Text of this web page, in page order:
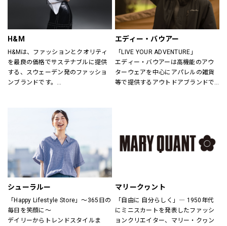
H&M
H&Mは、ファッションとクオリティ
を最良の価格でサステナブルに提供
する、スウェーデン発のファッショ
ンブランドです。
さまをお迎えしています。
H&Mお問い合わせ窓口:
https://lin.ee/k1gDN7M（LINEでの
お問い合わせ）
エディー・バウアー
「LIVE YOUR ADVENTURE」
エディー・バウアーは高機能のアウ
ターウェアを中心にアパレルの雑貨
等で提供するアウトドアブランドで
アウトドア・ライフスタルウェア等
の幅広いアイテムをメンズ・ウィメ
シューラルー
「Happy Lifestyle Store」～365日の
毎日を笑顔に～
デイリーからトレンドスタイルま
マリークヮント
「自由に 自分らしく」― 1950年代
にミニスカートを発表したファッシ
ョンクリエイター、マリー・クヮン